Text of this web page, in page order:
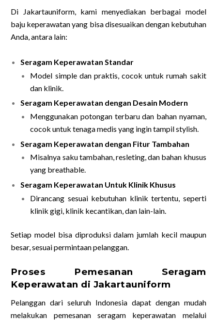
Di Jakartauniform, kami menyediakan berbagai model
baju keperawatan yang bisa disesuaikan dengan kebutuhan
Anda, antara lain:
Seragam Keperawatan Standar
Model simple dan praktis, cocok untuk rumah sakit
dan klinik.
Seragam Keperawatan dengan Desain Modern
Menggunakan potongan terbaru dan bahan nyaman,
cocok untuk tenaga medis yang ingin tampil stylish.
Seragam Keperawatan dengan Fitur Tambahan
Misalnya saku tambahan, resleting, dan bahan khusus
yang breathable.
Seragam Keperawatan Untuk Klinik Khusus
Dirancang sesuai kebutuhan klinik tertentu, seperti
klinik gigi, klinik kecantikan, dan lain-lain.
Setiap model bisa diproduksi dalam jumlah kecil maupun
besar, sesuai permintaan pelanggan.
Proses Pemesanan Seragam
Keperawatan di Jakartauniform
Pelanggan dari seluruh Indonesia dapat dengan mudah
melakukan pemesanan seragam keperawatan melalui